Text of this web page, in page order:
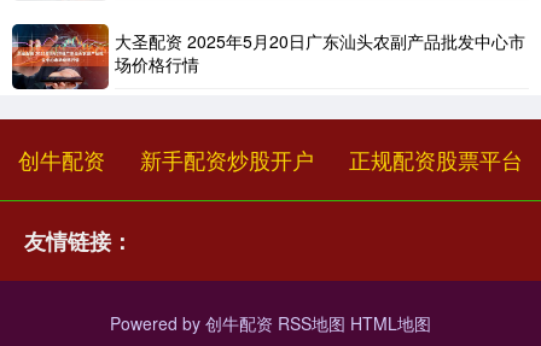
大圣配资 2025年5月20日广东汕头农副产品批发中心市
场价格行情
创牛配资 新手配资炒股开户 正规配资股票平台
友情链接：
Powered by 创牛配资 RSS地图 HTML地图